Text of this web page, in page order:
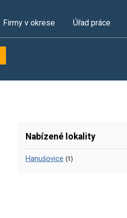
Firmy v okrese Úřad práce
Nabízené lokality
Hanušovice (1)